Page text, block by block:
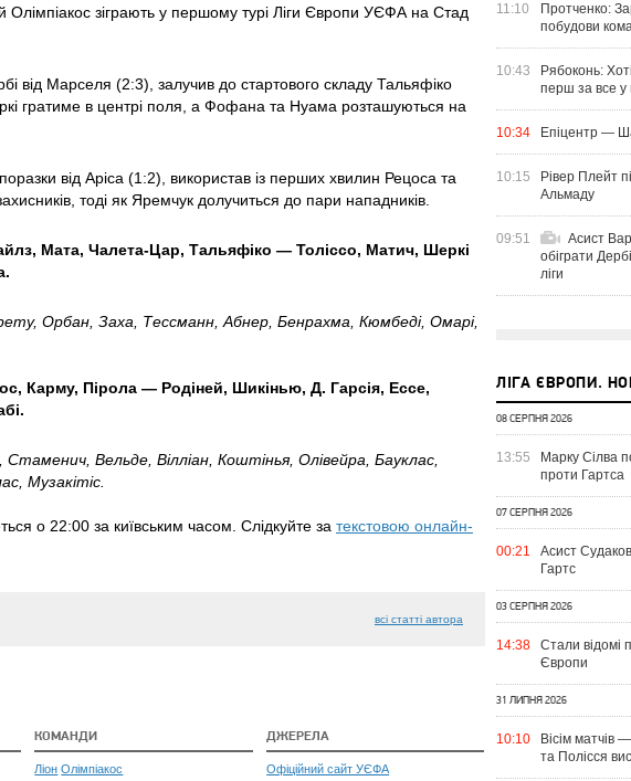
Олімпіакос зіграють у першому турі Ліги Європи УЄФА на Стад
від Марселя (2:3), залучив до стартового складу Тальяфіко
гратиме в центрі поля, а Фофана та Нуама розташуються на
від Аріса (1:2), використав із перших хвилин Рецоса та
тоді як Яремчук долучиться до пари нападників.
Мата, Чалета-Цар, Тальяфіко — Толіссо, Матич, Шеркі
Орбан, Заха, Тессманн, Абнер, Бенрахма, Кюмбеді, Омарі,
Карму, Пірола — Родіней, Шикінью, Д. Гарсія, Ессе,
Стаменич, Вельде, Вілліан, Коштінья, Олівейра, Бауклас,
Музакітіс.
о 22:00 за київським часом. Слідкуйте за текстовою онлайн-
всі статті автора
КОМАНДИ
Ліон Олімпіакос
ДЖЕРЕЛА
Офіційний сайт УЄФА
11:10
Протченко:
побудови
10:43
Рябоконь:
перш за все у
10:34 Епіцентр —
10:15
Рівер Плейт
Альмаду
09:51
Асист
обіграти
ліги
ЛІГА ЄВРОПИ.
08 СЕРПНЯ 2026
13:55
Марку Сілва
проти Гартса
07 СЕРПНЯ 2026
00:21
Асист
Гартс
03 СЕРПНЯ 2026
14:38
Стали відомі
Європи
31 ЛИПНЯ 2026
10:10
Вісім матчів
та Полісся